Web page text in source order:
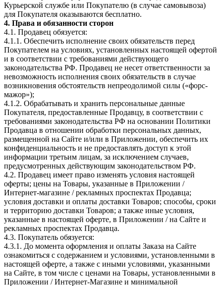
Курьерской службе или Покупателю (в случае самовывоза)
для Покупателя оказываются бесплатно.
4. Права и обязанности сторон
4.1. Продавец обязуется:
4.1.1. Обеспечить исполнение своих обязательств перед
Покупателем на условиях, установленных настоящей офертой
и в соответствии с требованиями действующего
законодательства РФ. Продавец не несет ответственности за
невозможность исполнения своих обязательств в случае
возникновения обстоятельств непреодолимой силы («форс-
мажор»);
4.1.2. Обрабатывать и хранить персональные данные
Покупателя, предоставленные Продавцу, в соответствии с
требованиями законодательства РФ на основании Политики
Продавца в отношении обработки персональных данных,
размещенной на Сайте и/или в Приложении, обеспечить их
конфиденциальность и не предоставлять доступ к этой
информации третьим лицам, за исключением случаев,
предусмотренных действующим законодательством РФ.
4.2. Продавец имеет право изменять условия настоящей
оферты; цены на Товары, указанные в Приложении /
Интернет-магазине / рекламных проспектах Продавца;
условия доставки и оплаты доставки Товаров; способы, сроки
и территорию доставки Товаров; а также иные условия,
указанные в настоящей оферте, в Приложении / на Сайте и
рекламных проспектах Продавца.
4.3. Покупатель обязуется:
4.3.1. До момента оформления и оплаты Заказа на Сайте
ознакомиться с содержанием и условиями, установленными в
настоящей оферте, а также с иными условиями, указанными
на Сайте, в том числе с ценами на Товары, установленными в
Приложении / Интернет-Магазине и минимальной